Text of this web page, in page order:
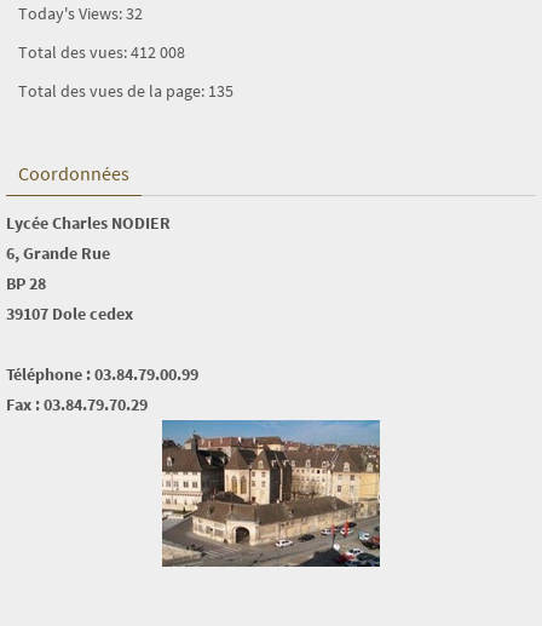
Today's Views:32
Total des vues:412 008
Total des vues de la page: 135
Coordonnées
Lycée Charles NODIER
6, Grande Rue
BP 28
39107 Dole cedex
Téléphone : 03.84.79.00.99
Fax : 03.84.79.70.29